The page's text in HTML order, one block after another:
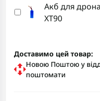
Акб для
XT90
Доставимо цей товар:
Новою Поштою у
поштомати